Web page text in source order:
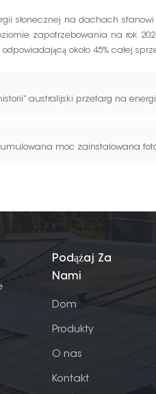
słonecznej na dachach
zapotrzebowania na rok
około 45% całej
australijski przetarg na
moc zainstalowana
Podążaj Za
Nami
Dom
Produkty
O nas
Kontakt